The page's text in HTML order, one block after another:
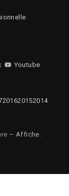
Youtube
201620152014
– Affiche :